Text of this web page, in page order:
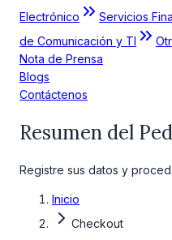
Electrónico
Servicios
de Comunicación y TI
Nota de Prensa
Blogs
Contáctenos
Resumen del
Registre sus datos y
Inicio
Checkout